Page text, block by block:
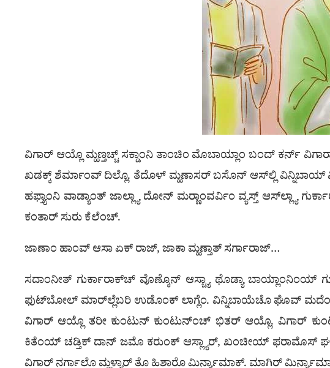
ವಿಗಾರ್ ಆಯ್ಲೊ ಮ್ಹಣ್ತಚ್ಚ್ ಸಕ್ಡಾಂನಿ ತಾಂಚಿಂ ಮೊಬಾಯ್ಲಾಂ ಬಂದ್ ಕರ್ನ್
ಖಡಕ್ಕ್ ಶೆರ್ಮಾಂವ್ ದಿಲ್ಲೊ. ತೆದೊಳ್ ಮ್ಹಣಾಸರ್ ಬಸೊನ್ ಆಸ್‌ಲ್ಲಿ ವಿನ್ನಿಬಾಯ್
ಹಫ್ತ್ಯಾಂನಿ ವಾಡ್ಯಾಂತ್ ಜಾಲ್ಲ್ಯಾ ದೋನ್ ಮರ್‍ಣಾಂವರ್ವಿಂ ವ್ಯಸ್ತ್ ಆಸ್‌ಲ್ಲ್ಯಾ
ಕಂತಾರ್ ಸುರು ಕೆಲೆಂಚ್.
ಜಾಣಾಂ ಹಾಂವ್ ಆಸಾ ಏಕ್ ರಾಜ್, ಜಾಕಾ ಮ್ಹಣ್ತಾತ್ ಸರ್ಗಾರಾಜ್…
ಸದಾಂನೀತ್ ಗುರ್ಕಾರಾಕ್‌ಚ್ ವೊಣ್ಕೊನ್ ಆಸ್ಚ್ಯಾ ಥೊಡ್ಯಾ
ಫುಟ್‌ಬೋಲ್ ಮಾರ್‌ಲ್ಲೆಬರಿ ಉಡೊಂಕ್ ಲಾಗ್ಲೆಂ. ವಿನ್ನಿಬಾಯೆಚೊ ಘೊವ್
ವಿಗಾರ್ ಆಯ್ಲೊ ತರೀ ಕುಂಟುನ್ ಕುಂಟುನ್ಂಚ್ ಭಿತರ್ ಆಯ್ಲೊ. ವಿಗಾರ್
ಕಿತೆಂಯ್ ಚಡ್ತಿಕ್ ದಾನ್ ಜಮೊ ಕರುಂಕ್ ಆಸ್ಲ್ಯಾರ್, ಖಂಚೀಯ್ ಫರಾಮೊಸ್